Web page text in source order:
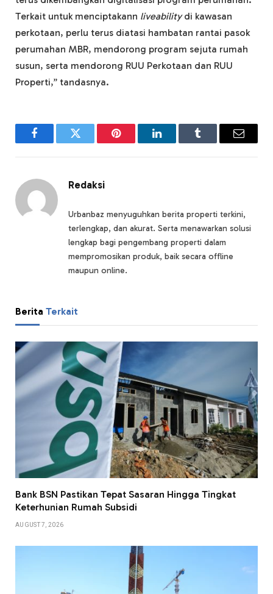
Terkait untuk menciptakann liveabilitydi kawasan
perkotaan, perlu terus diatasi hambatan rantai pasok
perumahan MBR, mendorong program sejuta rumah
susun, serta mendorong RUU Perkotaan dan RUU
Properti,” tandasnya.
FacebookTwitter Pinterest LinkedInTumblr Email
Redaksi
Urbanbaz menyuguhkan berita properti terkini,
terlengkap, dan akurat. Serta menawarkan solusi
lengkap bagi pengembang properti dalam
mempromosikan produk, baik secara offline
maupun online.
Berita Terkait
Bank BSN Pastikan Tepat Sasaran Hingga Tingkat
Keterhunian Rumah Subsidi
AUGUST 7, 2026